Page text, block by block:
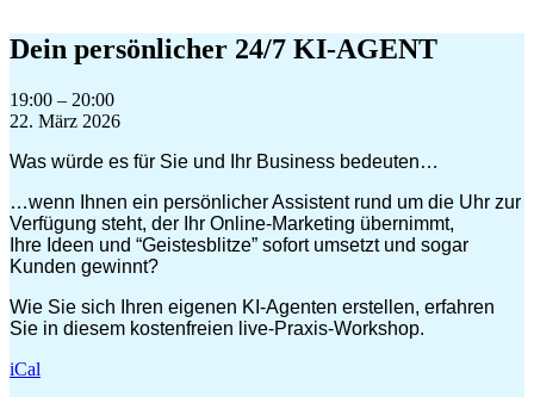
Inhalt
springen
Dein persönlicher 24/7 KI-AGENT
Dein
persönlicher
KI-
19:00 – 20:00
22. März 2026
Was würde es für Sie und Ihr Business bedeuten…
…wenn Ihnen ein persönlicher Assistent rund um die Uhr zur
Verfügung steht, der Ihr Online-Marketing übernimmt,
Ihre Ideen und “Geistesblitze” sofort umsetzt und sogar
Kunden gewinnt?
Wie Sie sich Ihren eigenen KI-Agenten erstellen, erfahren
Sie in diesem kostenfreien live-Praxis-Workshop.
iCal